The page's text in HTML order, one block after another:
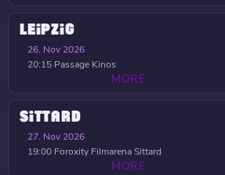
LEIPZIG
26. Nov 2026
20:15 Passage Kinos
MORE
SITTARD
27. Nov 2026
19:00 Foroxity Filmarena Sittard
MORE